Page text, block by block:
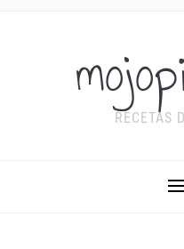
RECETAS